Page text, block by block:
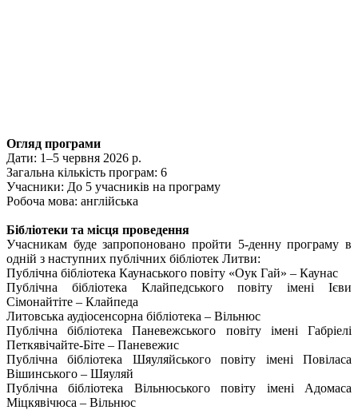
Огляд програми
Дати: 1–5 червня 2026 р.
Загальна кількість програм: 6
Учасники: До 5 учасників на програму
Робоча мова: англійська
Бібліотеки та місця проведення
Учасникам буде запропоновано пройти 5-денну програму в
одній з наступних публічних бібліотек Литви:
Публічна бібліотека Каунаського повіту «Оук Гай» – Каунас
Публічна бібліотека Клайпедського повіту імені Ієви
Сімонайтіте – Клайпеда
Литовська аудіосенсорна бібліотека – Вільнюс
Публічна бібліотека Паневежського повіту імені Габріелі
Петкявічайте-Біте – Паневежис
Публічна бібліотека Шяуляйського повіту імені Повіласа
Вішинського – Шяуляй
Публічна бібліотека Вільнюського повіту імені Адомаса
Міцкявічюса – Вільнюс